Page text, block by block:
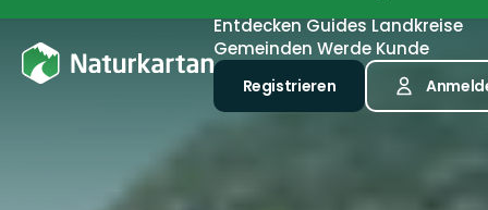
EntdeckenGuidesLandkreise
Gemeinden Werde Kunde
Registrieren